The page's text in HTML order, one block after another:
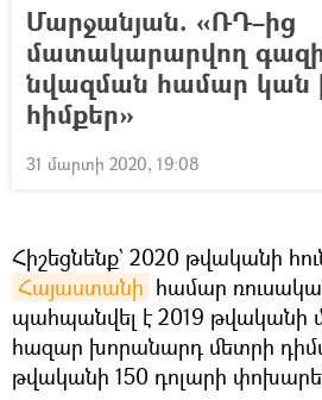
Մարջանյան. «ՌԴ–ից
մատակարարվող
նվազման համար կան
հիմքեր»
31 մարտի 2020, 19:08
Հիշեցնենք` 2020 թվականի
Հայաստանի համար
պահպանվել է 2019 թվականի
հազար խորանարդ մետրի
թվականի 150 դոլարի